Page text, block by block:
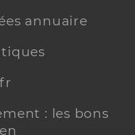
annuaire
: les bons